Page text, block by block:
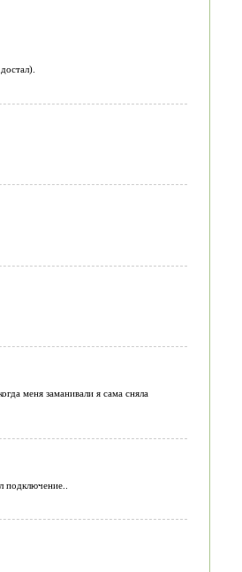
меня заманивали я сама сняла